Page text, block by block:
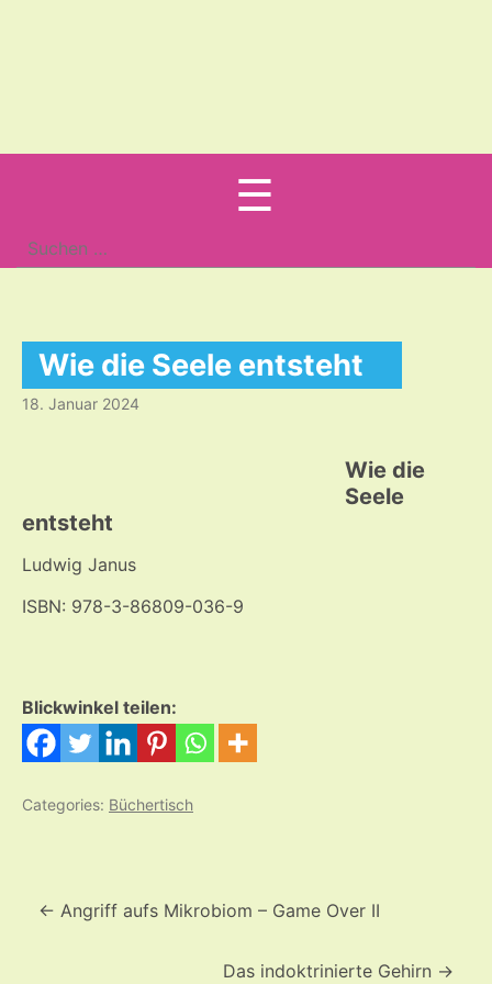
☰
Suche
nach:
Wie die Seele entsteht
18. Januar 2024
Wie die
Seele
entsteht
Ludwig Janus
ISBN: 978-3-86809-036-9
Blickwinkel teilen:
Categories: Büchertisch
← Angriff aufs Mikrobiom – Game Over II
Das indoktrinierte Gehirn →